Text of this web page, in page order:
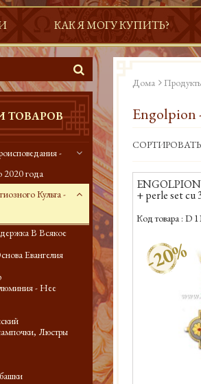
КАК Я МОГУ КУПИТЬ?
ТОВАРОВ
-
года
Культа -
В Всякое
Евангелия
- Нее
Люстры
Дома
Engolpion
+ perle set cu
Код товара : D
-20%